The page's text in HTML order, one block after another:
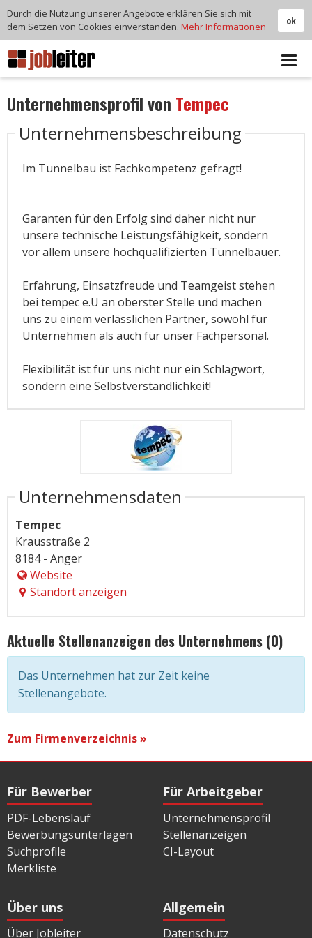
Unternehmensprofil von Tempec
Unternehmensbeschreibung
Im Tunnelbau ist Fachkompetenz gefragt!
Garanten für den Erfolg sind daher nicht nur
unsere technische Leistungsfähigkeit, sondern
vor allem unsere hochqualifizierten Tunnelbauer.
Erfahrung, Einsatzfreude und Teamgeist stehen
bei tempec e.U an oberster Stelle und machen
uns zu einem verlässlichen Partner, sowohl für
Unternehmen als auch für unser Fachpersonal.
Flexibilität ist für uns nicht nur ein Schlagwort,
sondern eine Selbstverständlichkeit!
Unternehmensdaten
Tempec
Krausstraße 2
8184 - Anger
Website
Standort anzeigen
Aktuelle Stellenanzeigen des Unternehmens (0)
Das Unternehmen hat zur Zeit keine
Stellenangebote.
Zum Firmenverzeichnis »
Für Bewerber
PDF-Lebenslauf
Bewerbungsunterlagen
Suchprofile
Merkliste
Für Arbeitgeber
Unternehmensprofil
Stellenanzeigen
CI-Layout
Über uns
Über Jobleiter
Allgemein
Datenschutz
ok
Durch die Nutzung unserer Angebote erklären Sie sich mit
dem Setzen von Cookies einverstanden. Mehr Informationen